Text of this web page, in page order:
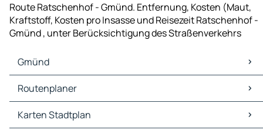
Route Ratschenhof - Gmünd. Entfernung, Kosten (Maut,
Kraftstoff, Kosten pro Insasse und Reisezeit Ratschenhof -
Gmünd , unter Berücksichtigung des Straßenverkehrs
Gmünd
Gmünd Karten Stadtplan
Gmünd Verkehr
Gmünd Hotels
Gmünd Restaurants
Routenplaner
Routenplaner Gmünd - Waidhofen an der Thaya
Routenplaner Gmünd - Zwettl-Niederösterreich
Karten Stadtplan